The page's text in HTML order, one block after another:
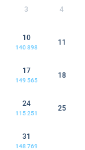
3 4
10
140 898
11
17
149 565
18
24
115 251
25
31
148 769